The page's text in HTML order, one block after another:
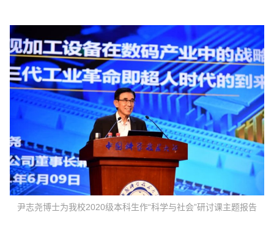
尹志尧博士为我校2020级本科生作“科学与社会”研讨课主题报告